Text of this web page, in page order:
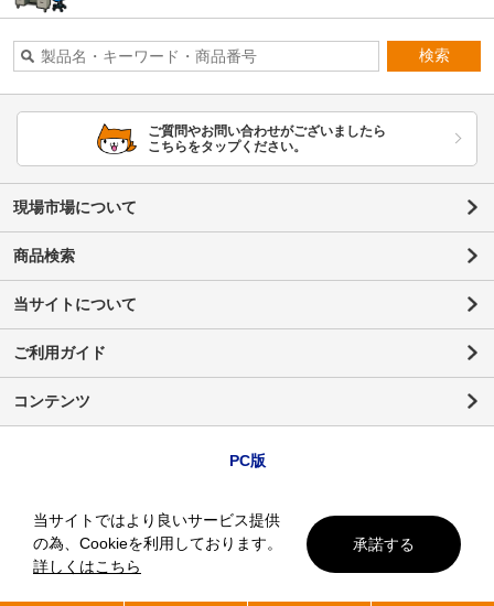
検索
ご質問やお問い合わせがございましたら
こちらをタップください。
現場市場について
商品検索
当サイトについて
ご利用ガイド
コンテンツ
PC版
当サイトではより良いサービス提供
の為、Cookieを利用しております。
詳しくはこちら
承諾する